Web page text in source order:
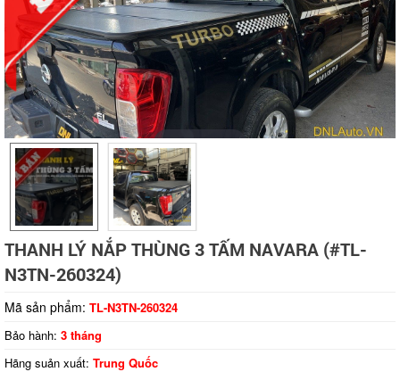
Tap to expand
THANH LÝ NẮP THÙNG 3 TẤM NAVARA (#TL-
N3TN-260324)
Mã sản phẩm: TL-N3TN-260324
Bảo hành: 3 tháng
Hãng suản xuất: Trung Quốc